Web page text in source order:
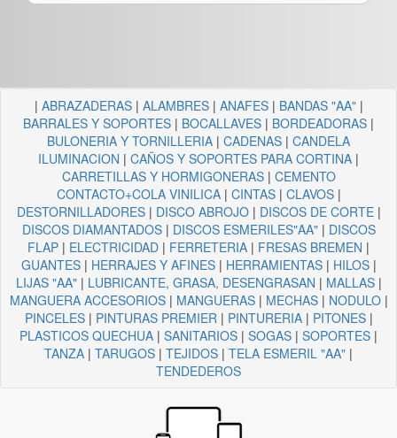
| ABRAZADERAS| ALAMBRES| ANAFES| BANDAS "AA"|
BARRALES Y SOPORTES | BOCALLAVES | BORDEADORAS |
BULONERIA Y TORNILLERIA | CADENAS | CANDELA
ILUMINACION | CAÑOS Y SOPORTES PARA CORTINA |
CARRETILLAS Y HORMIGONERAS| CEMENTO
CONTACTO+COLA VINILICA| CINTAS| CLAVOS|
DESTORNILLADORES| DISCO ABROJO| DISCOS DE CORTE|
DISCOS DIAMANTADOS| DISCOS ESMERILES"AA"| DISCOS
FLAP | ELECTRICIDAD | FERRETERIA | FRESAS BREMEN |
GUANTES| HERRAJES Y AFINES| HERRAMIENTAS| HILOS|
LIJAS "AA"| LUBRICANTE, GRASA, DESENGRASAN | MALLAS|
MANGUERA ACCESORIOS| MANGUERAS| MECHAS| NODULO|
PINCELES| PINTURAS PREMIER | PINTURERIA| PITONES|
PLASTICOS QUECHUA | SANITARIOS | SOGAS | SOPORTES |
TANZA | TARUGOS | TEJIDOS | TELA ESMERIL "AA" |
TENDEDEROS